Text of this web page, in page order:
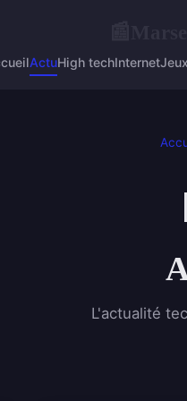
ActuHigh techInternet
L'actualité